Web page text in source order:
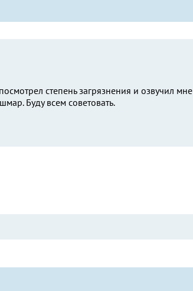
степень загрязнения и озвучил мне
Буду всем советовать.